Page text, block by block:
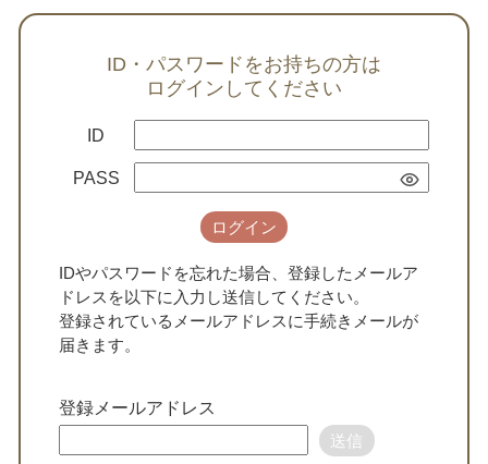
ID・パスワードをお持ちの方は
ログインしてください
ID
PASS
ログイン
IDやパスワードを忘れた場合、登録したメールア
ドレスを以下に入力し送信してください。
登録されているメールアドレスに手続きメールが
届きます。
登録メールアドレス
送信